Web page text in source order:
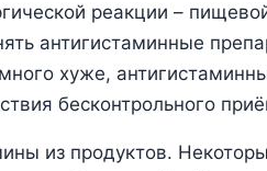
реакции –
антигистаминные
хуже,
бесконтрольного
из продуктов.